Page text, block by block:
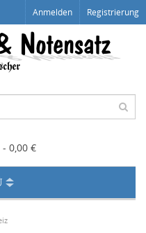
Anmelden Registrierung
0,00 €